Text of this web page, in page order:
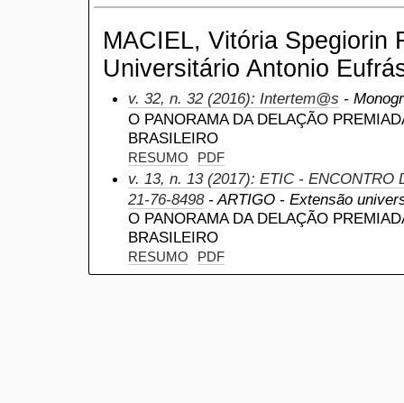
MACIEL, Vitória Spegiorin
Universitário Antonio
v. 32, n. 32 (2016): Intertem@s -
O PANORAMA DA DELAÇÃO
BRASILEIRO
RESUMO PDF
v. 13, n. 13 (2017): ETIC - ENCONTRO
21-76-8498- ARTIGO - Extensão
O PANORAMA DA DELAÇÃO
BRASILEIRO
RESUMO PDF